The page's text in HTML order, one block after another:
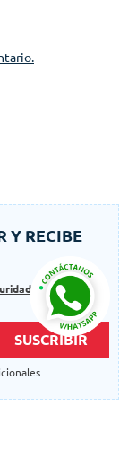
Y RECIBE
y las politicas
SUSCRIBIR